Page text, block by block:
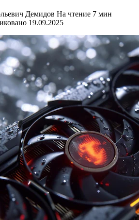
Демидов На чтение 7 мин
19.09.2025